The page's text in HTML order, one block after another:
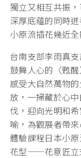
獨立又相互共振
深厚底蘊的同時
小原流插花幾近全
台南支部李雨真
鼓舞人心的〈甦
感受大自然萬物
放，一掃藏於心
伐，迎向光明和
喻，為觀展者帶
體驗課程日本小
花型——花意匠立